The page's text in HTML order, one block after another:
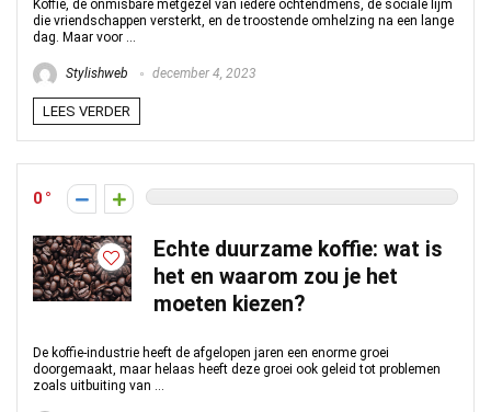
Koffie, de onmisbare metgezel van iedere ochtendmens, de sociale lijm
die vriendschappen versterkt, en de troostende omhelzing na een lange
dag. Maar voor ...
Stylishweb december 4, 2023
LEES VERDER
0
Echte duurzame koffie: wat is
het en waarom zou je het
moeten kiezen?
De koffie-industrie heeft de afgelopen jaren een enorme groei
doorgemaakt, maar helaas heeft deze groei ook geleid tot problemen
zoals uitbuiting van ...